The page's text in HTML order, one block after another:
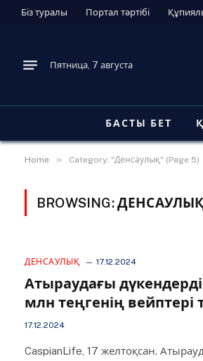
Біз туралы Портал тәртібі
Пятница, 7 августа
БАСТЫ БЕТ
Home » Category: "Денсаулық" (Page 5)
BROWSING:
ДЕНСАУЛЫҚ 17.12.2024
Атыраудағы
млн теңгенің вейптері
17.12.2024
CaspianLife, 17 желтоқсан.